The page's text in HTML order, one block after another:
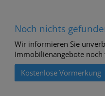
Noch nichts
Wir informieren Sie
Immobilienangebote noch
Kostenlose Vormerkung